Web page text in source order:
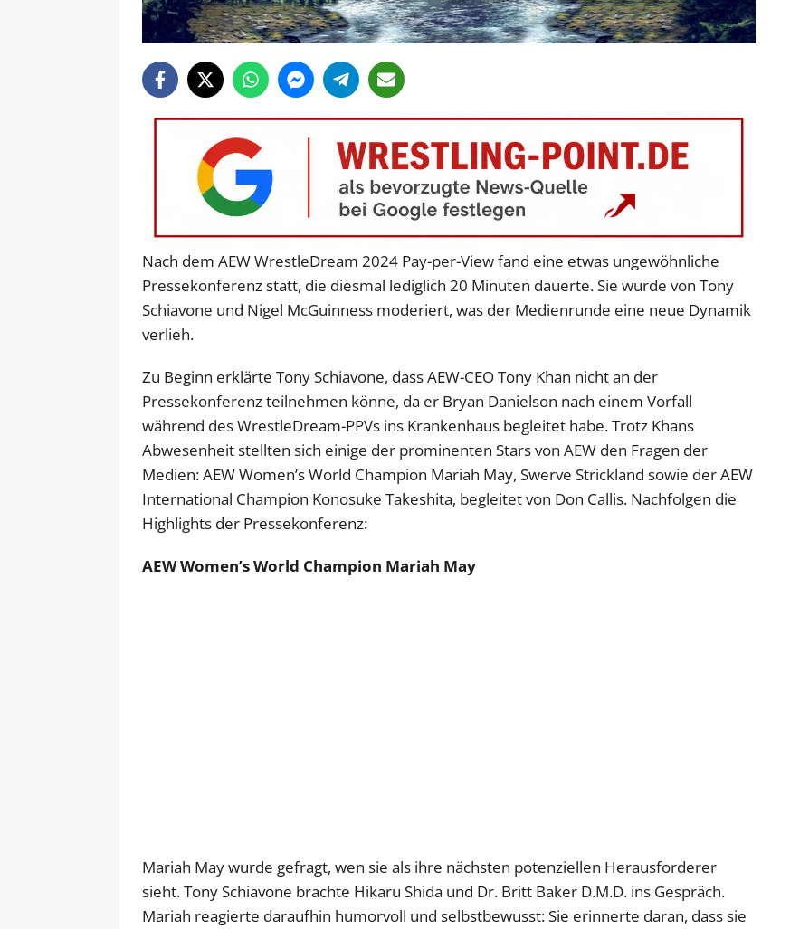
Nach dem AEW WrestleDream 2024 Pay-per-View fand eine etwas ungewöhnliche
Pressekonferenz statt, die diesmal lediglich 20 Minuten dauerte. Sie wurde von Tony
Schiavone und Nigel McGuinness moderiert, was der Medienrunde eine neue Dynamik
verlieh.
Zu Beginn erklärte Tony Schiavone, dass AEW-CEO Tony Khan nicht an der
Pressekonferenz teilnehmen könne, da er Bryan Danielson nach einem Vorfall
während des WrestleDream-PPVs ins Krankenhaus begleitet habe. Trotz Khans
Abwesenheit stellten sich einige der prominenten Stars von AEW den Fragen der
Medien: AEW Women’s World Champion Mariah May, Swerve Strickland sowie der AEW
International Champion Konosuke Takeshita, begleitet von Don Callis. Nachfolgen die
Highlights der Pressekonferenz:
AEW Women’s World Champion Mariah May
Mariah May wurde gefragt, wen sie als ihre nächsten potenziellen Herausforderer
sieht. Tony Schiavone brachte Hikaru Shida und Dr. Britt Baker D.M.D. ins Gespräch.
Mariah reagierte daraufhin humorvoll und selbstbewusst: Sie erinnerte daran, dass sie